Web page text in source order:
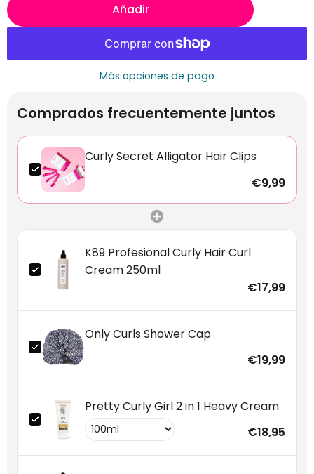
Añadir
Más opciones de pago
Comprados frecuentemente juntos
Curly Secret Alligator Hair Clips
€9,99
K89 Profesional Curly Hair Curl
Cream 250ml
€17,99
Only Curls Shower Cap
€19,99
Pretty Curly Girl 2 in 1 Heavy Cream
€18,95